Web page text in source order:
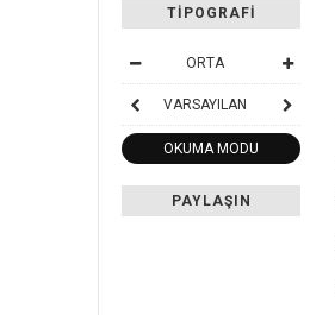
TIPOGRAFI
ORTA
VARSAYILAN
OKUMA MODU
PAYLAŞIN